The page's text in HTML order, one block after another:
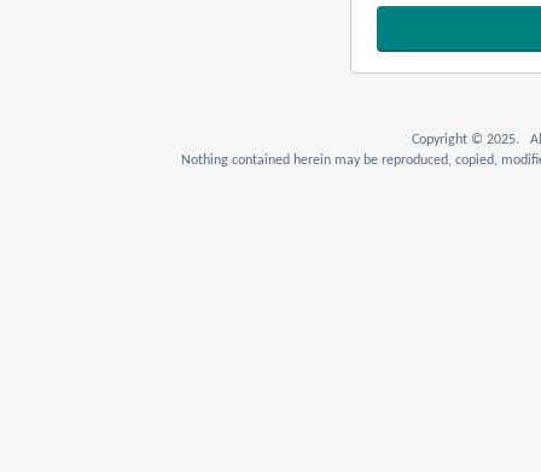
Copyright © 2025. All
Nothing contained herein may be reproduced, copied,